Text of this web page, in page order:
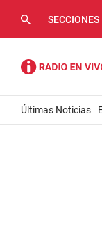
SECCIONES
Últimas Noticias